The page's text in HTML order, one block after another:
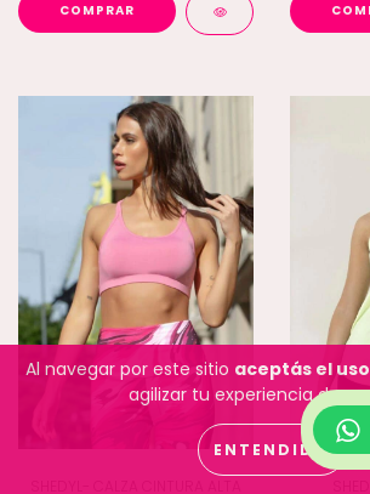
Al navegar por este sitio aceptás el
agilizar tu experiencia de
ENTENDIDO
COMPRAR